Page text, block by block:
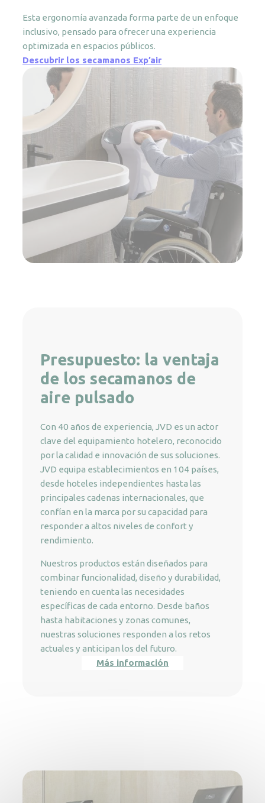
Esta ergonomía avanzada forma parte de un enfoque
inclusivo, pensado para ofrecer una experiencia
optimizada en espacios públicos.
Descubrir los secamanos Exp’air
Presupuesto: la ventaja
de los secamanos de
aire pulsado
Con 40 años de experiencia, JVD es un actor
clave del equipamiento hotelero, reconocido
por la calidad e innovación de sus soluciones.
JVD equipa establecimientos en 104 países,
desde hoteles independientes hasta las
principales cadenas internacionales, que
confían en la marca por su capacidad para
responder a altos niveles de confort y
rendimiento.
Nuestros productos están diseñados para
combinar funcionalidad, diseño y durabilidad,
teniendo en cuenta las necesidades
específicas de cada entorno. Desde baños
hasta habitaciones y zonas comunes,
nuestras soluciones responden a los retos
actuales y anticipan los del futuro.
Más información